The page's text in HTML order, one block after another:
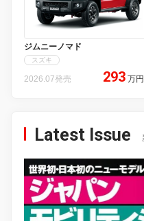
ジムニーノマド
スズキ
2026.07発売 293 万円
Latest Issue